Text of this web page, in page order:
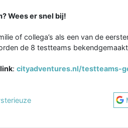
Wees er snel bij!
of collega’s als een van de
de 8 testteams
: cityadventures.nl/testteams-